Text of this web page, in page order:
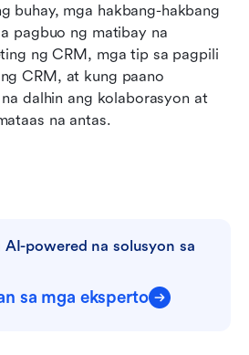
buhay, mga hakbang-hakbang
pagbuo ng matibay na
ng CRM, mga tip sa pagpili
CRM, at kung paano
dalhin ang kolaborasyon at
na antas.
powered na solusyon sa
sa mga eksperto